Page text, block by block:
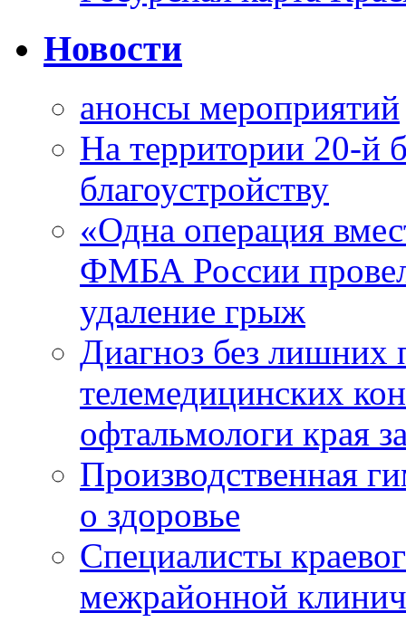
Новости
анонсы мероприятий
На территории 20-й
благоустройству
«Одна операция
ФМБА России
удаление грыж
Диагноз без лишних
телемедицинских
офтальмологи края
Производственная
о здоровье
Специалисты
межрайонной